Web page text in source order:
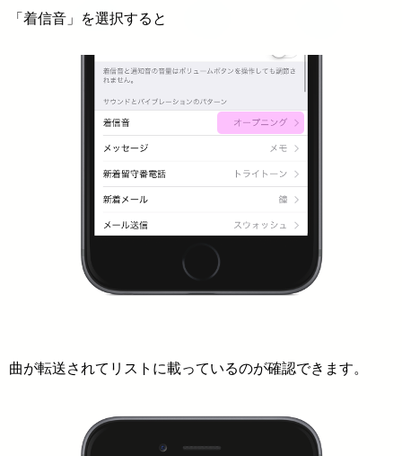
「着信音」を選択すると
曲が転送されてリストに載っているのが確認できます。